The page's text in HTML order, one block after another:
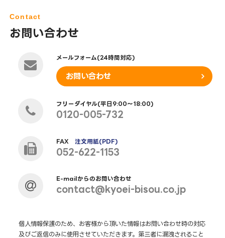
Contact
お問い合わせ
メールフォーム(24時間対応)
お問い合わせ
フリーダイヤル(平日9:00～18:00)
0120-005-732
FAX注文用紙(PDF)
052-622-1153
E-mailからのお問い合わせ
contact@kyoei-bisou.co.jp
個人情報保護のため、お客様から頂いた情報はお問い合わせ時の対応
及びご返信のみに使用させていただきます。第三者に漏洩されること